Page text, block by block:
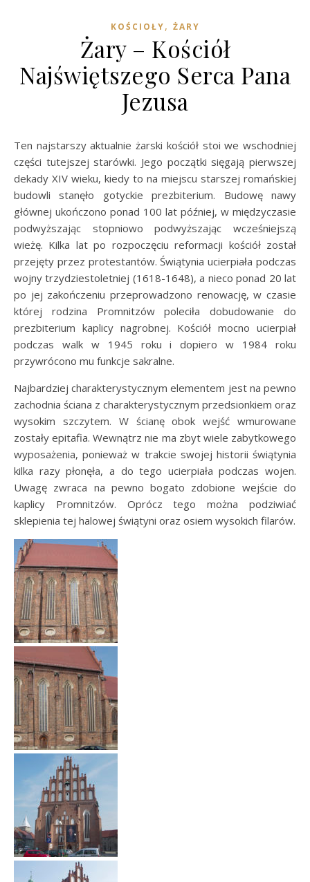
KOŚCIOŁY, ŻARY
Żary – Kościół
Najświętszego Serca Pana
Jezusa
Ten najstarszy aktualnie żarski kościół stoi we wschodniej
części tutejszej starówki. Jego początki sięgają pierwszej
dekady XIV wieku, kiedy to na miejscu starszej romańskiej
budowli stanęło gotyckie prezbiterium. Budowę nawy
głównej ukończono ponad 100 lat później, w międzyczasie
podwyższając stopniowo podwyższając wcześniejszą
wieżę. Kilka lat po rozpoczęciu reformacji kościół został
przejęty przez protestantów. Świątynia ucierpiała podczas
wojny trzydziestoletniej (1618-1648), a nieco ponad 20 lat
po jej zakończeniu przeprowadzono renowację, w czasie
której rodzina Promnitzów poleciła dobudowanie do
prezbiterium kaplicy nagrobnej. Kościół mocno ucierpiał
podczas walk w 1945 roku i dopiero w 1984 roku
przywrócono mu funkcje sakralne.
Najbardziej charakterystycznym elementem jest na pewno
zachodnia ściana z charakterystycznym przedsionkiem oraz
wysokim szczytem. W ścianę obok wejść wmurowane
zostały epitafia. Wewnątrz nie ma zbyt wiele zabytkowego
wyposażenia, ponieważ w trakcie swojej historii świątynia
kilka razy płonęła, a do tego ucierpiała podczas wojen.
Uwagę zwraca na pewno bogato zdobione wejście do
kaplicy Promnitzów. Oprócz tego można podziwiać
sklepienia tej halowej świątyni oraz osiem wysokich filarów.